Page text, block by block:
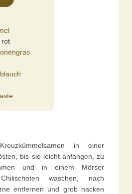
rot
in einer
bis sie leicht anfangen, zu
und in einem Mörser
waschen, nach
entfernen und grob hacken